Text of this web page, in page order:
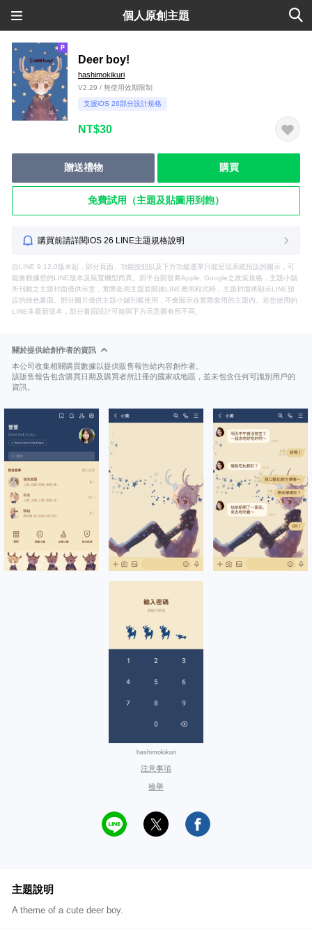
個人原創主題
Deer boy!
hashimokikuri
V2.29 / 無使用效期限制
支援iOS 26部分設計規格
NT$30
贈送禮物 購買
免費試用（主題及貼圖用到飽）
購買前請詳閱iOS 26 LINE主題規格說明
自LINE 9.12.0版本起，部分頁面、功能按鈕以及下方功能選單只能呈現系統預設的圖示，可
能會根據您的LINE版本及裝置機型而異。因平台開發商Apple, Google之政策規格，主題小舖
所刊載之主題封面僅供示意，實際套用主題並開啟LINE應用程式時，主題封面將顯示LINE預
設的綠色畫面。部分圖片僅供主題小舖刊載使用，不會顯示在實際套用的主題內。若您使用的
LINE非最新版本，部分畫面設計可能與下方示意圖有所不同。
關於提供給創作者的資訊
本公司收集相關購買數據以提供販售報告給內容創作者。
該販售報告包含購買日期及購買者所註冊的國家或地區，並未包含任何可識別用戶的
資訊。
hashimokikuri
注意事項
檢舉
主題說明
A theme of a cute deer boy.